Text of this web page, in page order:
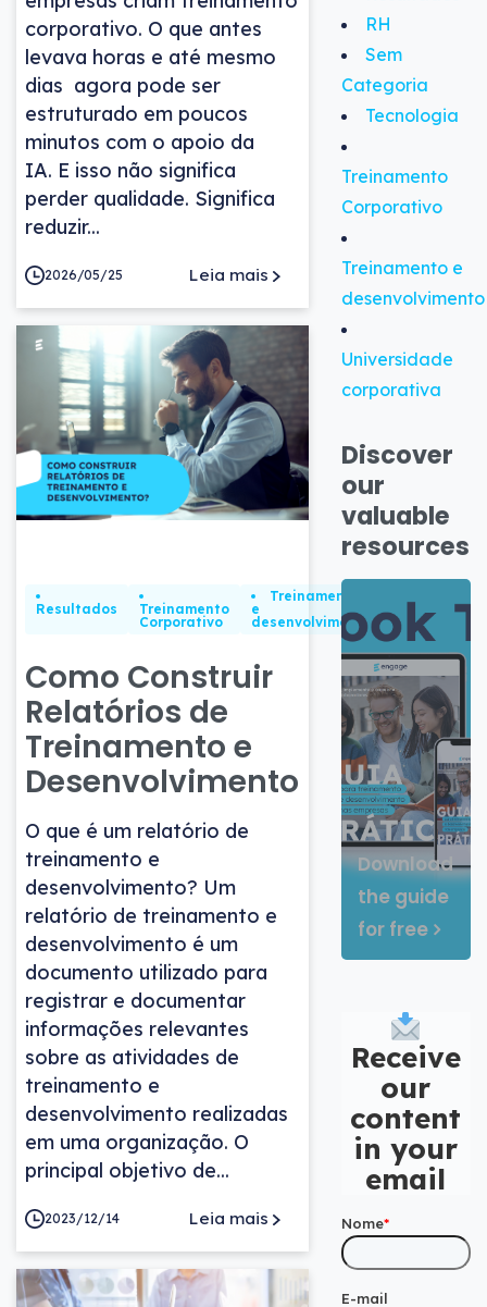
corporativo. O que antes
levava horas e até mesmo
dias agora pode ser
estruturado em poucos
minutos com o apoio da
IA. E isso não significa
perder qualidade. Significa
reduzir...
2026/05/25 Leia mais
Resultados
Treinamento
Corporativo
Treinamento
e
desenvolvimento
Como Construir
Relatórios de
Treinamento e
Desenvolvimento
O que é um relatório de
treinamento e
desenvolvimento? Um
relatório de treinamento e
desenvolvimento é um
documento utilizado para
registrar e documentar
informações relevantes
sobre as atividades de
treinamento e
desenvolvimento realizadas
em uma organização. O
principal objetivo de...
2023/12/14 Leia mais
RH
Sem
Categoria
Tecnologia
Treinamento
Corporativo
Treinamento e
desenvolvimento
Universidade
corporativa
Discover
our
valuable
resources
Download
the guide
for free
Receive
our
content
in your
email
Nome*
E-mail